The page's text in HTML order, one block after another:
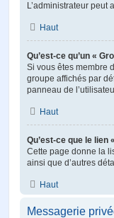
L’administrateur
Haut
Qu’est-ce qu’un «
Si vous êtes membre
groupe affichés par
panneau de
Haut
Qu’est-ce que le lien
Cette page donne la
ainsi que d’autres
Haut
Messagerie